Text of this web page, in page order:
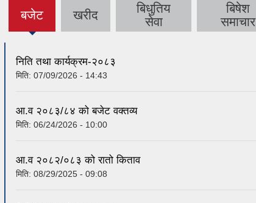
बजेट
(active
tab)
खरीद
बिधुतिय
सेवा
बिषेश
समाचार
निति तथा कार्यक्रम-२०८३
मिति: 07/09/2026 - 14:43
आ.व २०८३/८४ को बजेट वक्तव्य
मिति: 06/24/2026 - 10:00
आ.व २०८२/०८३ को रातो किताव
मिति: 08/29/2025 - 09:08